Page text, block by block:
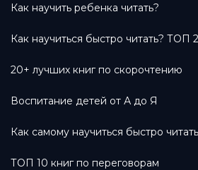
Как научить ребенка читать?
Как научиться быстро читать? ТОП
20+ лучших книг по скорочтению
Воспитание детей от А до Я
Как самому научиться быстро
ТОП 10 книг по переговорам